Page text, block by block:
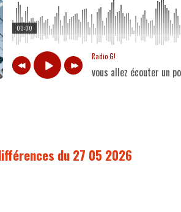
00:00
Radio G!
vous allez écouter un
du 27 05 2026